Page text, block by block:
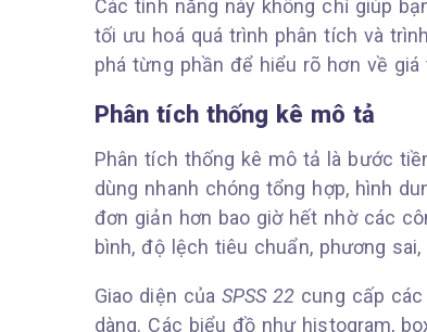
Các tính năng này không chỉ giúp
tối ưu hoá quá trình phân tích và
phá từng phần để hiểu rõ hơn về
Phân tích thống kê mô tả
Phân tích thống kê mô tả là bước
dùng nhanh chóng tổng hợp, hình
đơn giản hơn bao giờ hết nhờ các
bình, độ lệch tiêu chuẩn, phương
Giao diện của SPSS 22 cung cấp
dàng. Các biểu đồ như histogram,